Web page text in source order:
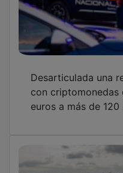
Cartel flamenco de
Almadrones en la
Music